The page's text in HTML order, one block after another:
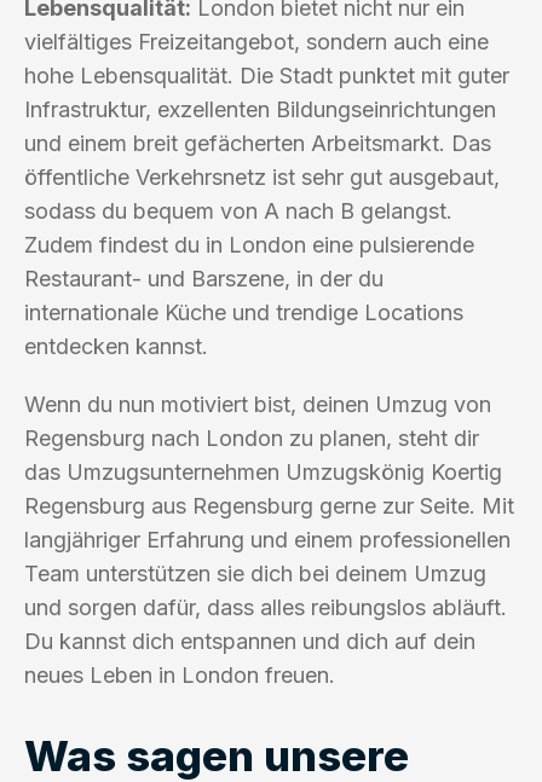
Lebensqualität: London bietet nicht nur ein
vielfältiges Freizeitangebot, sondern auch eine
hohe Lebensqualität. Die Stadt punktet mit guter
Infrastruktur, exzellenten Bildungseinrichtungen
und einem breit gefächerten Arbeitsmarkt. Das
öffentliche Verkehrsnetz ist sehr gut ausgebaut,
sodass du bequem von A nach B gelangst.
Zudem findest du in London eine pulsierende
Restaurant- und Barszene, in der du
internationale Küche und trendige Locations
entdecken kannst.
Wenn du nun motiviert bist, deinen Umzug von
Regensburg nach London zu planen, steht dir
das Umzugsunternehmen Umzugskönig Koertig
Regensburg aus Regensburg gerne zur Seite. Mit
langjähriger Erfahrung und einem professionellen
Team unterstützen sie dich bei deinem Umzug
und sorgen dafür, dass alles reibungslos abläuft.
Du kannst dich entspannen und dich auf dein
neues Leben in London freuen.
Was sagen unsere